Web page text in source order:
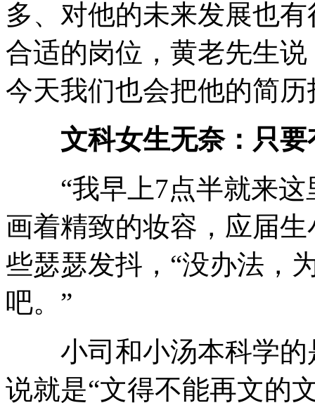
多、对他的未来发展也
合适的岗位，黄老先生
今天我们也会把他的简
文科女生无奈：只
“我早上7点半就来这
画着精致的妆容，应届
些瑟瑟发抖，“没办法，
吧。”
小司和小汤本科学的
说就是“文得不能再文的